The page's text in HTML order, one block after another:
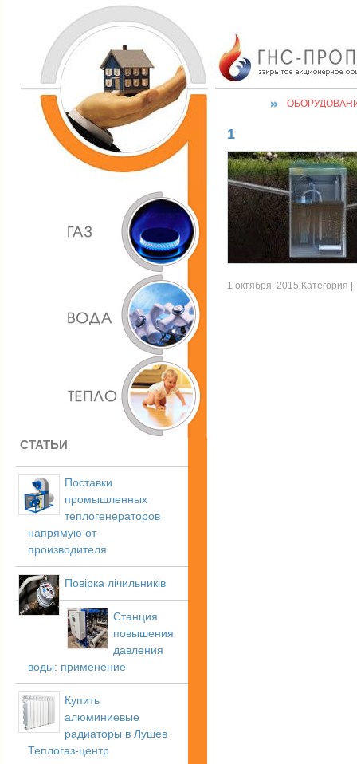
СТАТЬИ
Поставки
промышленных
теплогенераторов
напрямую от
производителя
Повірка лічильників
Станция
повышения
давления
воды: применение
Купить
алюминиевые
радиаторы в Лушев
Теплогаз-центр
1
1 октября, 2015 Категория |